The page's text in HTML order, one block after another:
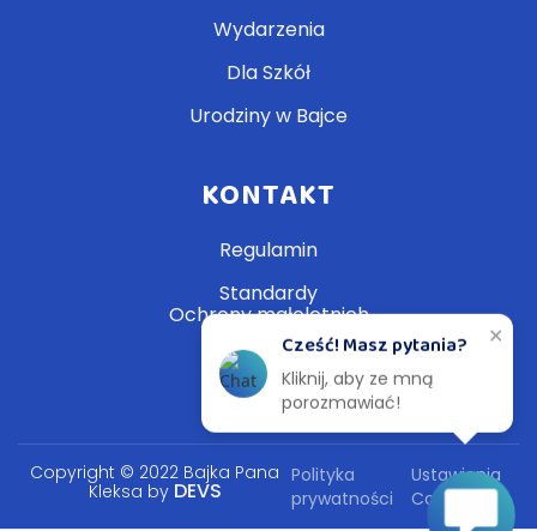
Wydarzenia
Dla Szkół
Urodziny w Bajce
KONTAKT
Regulamin
Standardy
Ochrony małoletnich
Copyright © 2022 Bajka Pana
Kleksa by DEVS
Polityka
prywatności
Ustawienia
Cookie
✕
Cześć! Masz pytania?
Kliknij, aby ze mną
porozmawiać!